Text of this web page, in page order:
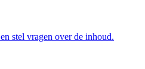
stel vragen over de inhoud.